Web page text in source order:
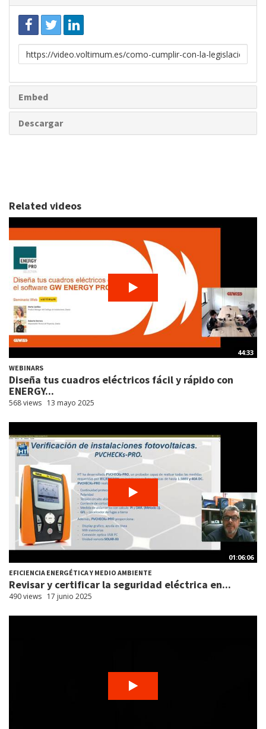
Enlace
para
Embed
Descargar
Related videos
44:33
WEBINARS
Diseña tus cuadros eléctricos fácil y rápido con
ENERGY...
568 views 13 mayo 2025
01:06:06
EFICIENCIA ENERGÉTICA Y MEDIO AMBIENTE
Revisar y certificar la seguridad eléctrica en...
490 views 17 junio 2025